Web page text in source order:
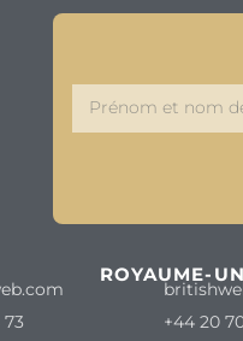
73
ROYAUME-
+44 20